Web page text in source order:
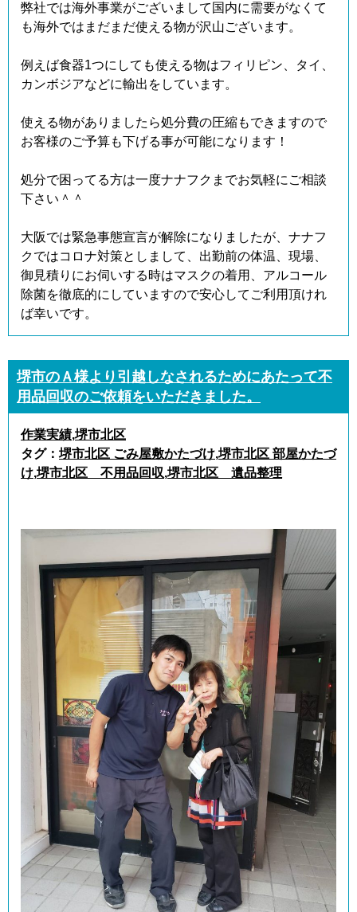
弊社では海外事業がございまして国内に需要がなくて
も海外ではまだまだ使える物が沢山ございます。
例えば食器1つにしても使える物はフィリピン、タイ、
カンボジアなどに輸出をしています。
使える物がありましたら処分費の圧縮もできますので
お客様のご予算も下げる事が可能になります！
処分で困ってる方は一度ナナフクまでお気軽にご相談
下さい＾＾
大阪では緊急事態宣言が解除になりましたが、ナナフ
クではコロナ対策としまして、出勤前の体温、現場、
御見積りにお伺いする時はマスクの着用、アルコール
除菌を徹底的にしていますので安心してご利用頂けれ
ば幸いです。
堺市のＡ様より引越しなされるためにあたって不
用品回収のご依頼をいただきました。
作業実績,堺市北区
タグ： 堺市北区 ごみ屋敷かたづけ,堺市北区 部屋かたづ
け,堺市北区 不用品回収,堺市北区 遺品整理